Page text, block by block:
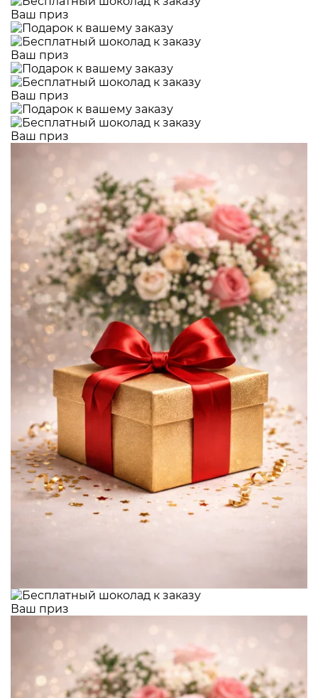
Ваш приз
Ваш приз
Ваш приз
Ваш приз
Ваш приз